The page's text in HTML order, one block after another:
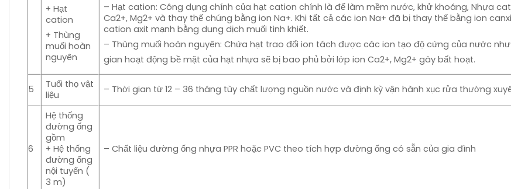
+ Hạt
cation
+ Thùng
muối hoàn
nguyên
– Hạt cation: Công dụng chính của hạt cation chính là để làm mềm nước, khử khoáng, Nhựa
Ca2+, Mg2+ và thay thế chúng bằng ion Na+. Khi tất cả các ion Na+ đã bị thay thế bằng ion
cation axit mạnh bằng dung dịch muối tinh khiết.
– Thùng muối hoàn nguyên: Chứa hạt trao đổi ion tách được các ion tạo độ cứng của nước như
gian hoạt động bề mặt của hạt nhựa sẽ bị bao phủ bởi lớp ion Ca2+, Mg2+ gây bất hoạt.
5
Tuổi thọ vật
liệu
– Thời gian từ 12 – 36 tháng tùy chất lượng nguồn nước và định kỳ vận hành xục rửa thường
6
Hệ thống
đường ống
gồm
+ Hệ thống
đường ống
nội tuyến (
3 m)
– Chất liệu đường ống nhựa PPR hoặc PVC theo tích hợp đường ống có sẵn của gia đình